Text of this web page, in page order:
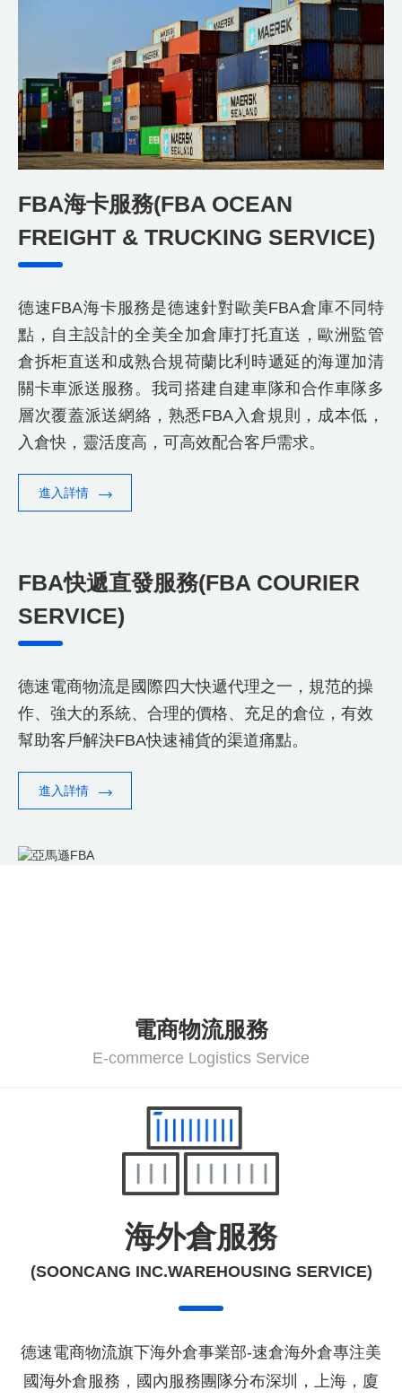
FBA海卡服務(FBA OCEAN
FREIGHT & TRUCKING SERVICE)
德速FBA海卡服務是德速針對歐美FBA倉庫不同特
點，自主設計的全美全加倉庫打托直送，歐洲監管
倉拆柜直送和成熟合規荷蘭比利時遞延的海運加清
關卡車派送服務。我司搭建自建車隊和合作車隊多
層次覆蓋派送網絡，熟悉FBA入倉規則，成本低，
入倉快，靈活度高，可高效配合客戶需求。
進入詳情
FBA快遞直發服務(FBA COURIER
SERVICE)
德速電商物流是國際四大快遞代理之一，規范的操
作、強大的系統、合理的價格、充足的倉位，有效
幫助客戶解決FBA快速補貨的渠道痛點。
進入詳情
電商物流服務
E-commerce Logistics Service
海外倉服務
(SOONCANG INC.WAREHOUSING SERVICE)
德速電商物流旗下海外倉事業部-速倉海外倉專注美
國海外倉服務，國內服務團隊分布深圳，上海，廈